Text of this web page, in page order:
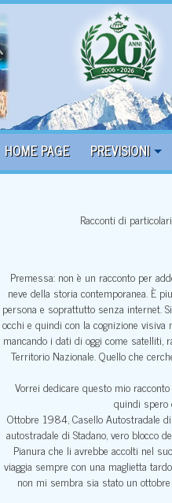
HOME PAGE PREVISIONI
Racconti di
Premessa: non è un racconto per
neve della storia contemporanea. È
persona e soprattutto senza internet.
occhi e quindi con la cognizione visiva
mancando i dati di oggi come satelliti,
Territorio Nazionale. Quello che
Vorrei dedicare questo mio
quindi spero
Ottobre 1984, Casello Autostradale
autostradale di Stadano, vero blocco
Pianura che li avrebbe accolti nel
viaggia sempre con una maglietta
non mi sembra sia stato un